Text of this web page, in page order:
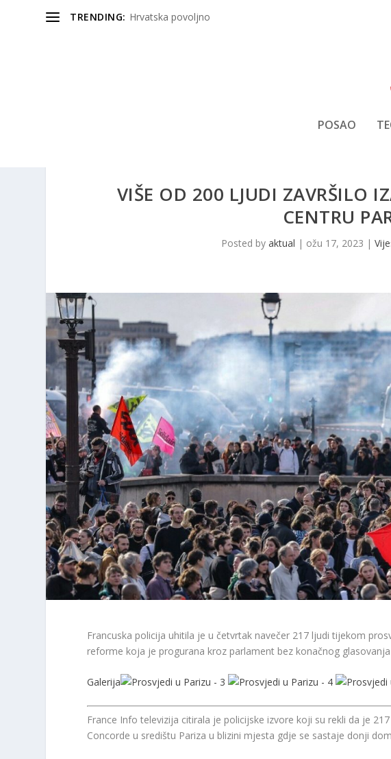
TRENDING: Hrvatska povoljno
POSAO
VIŠE OD 200 LJUDI ZAVRŠILO
CENTRU
Posted by aktual | ožu 17, 2023 |
Francuska policija uhitila je u četvrtak navečer 217 ljudi tijekom
reforme koja je progurana kroz parlament bez konačnog
Galerija
France Info televizija citirala je policijske izvore koji su rekli da je
Concorde u središtu Pariza u blizini mjesta gdje se sastaje donji